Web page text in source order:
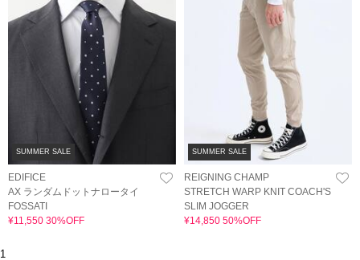
SUMMER SALE
EDIFICE
AX ランダムドットナロータイ
FOSSATI
¥11,550 30%OFF
SUMMER SALE
REIGNING CHAMP
STRETCH WARP KNIT COACH'S
SLIM JOGGER
¥14,850 50%OFF
1